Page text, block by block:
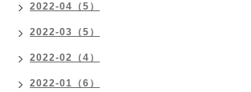
2022-04（5）
2022-03（5）
2022-02（4）
2022-01（6）